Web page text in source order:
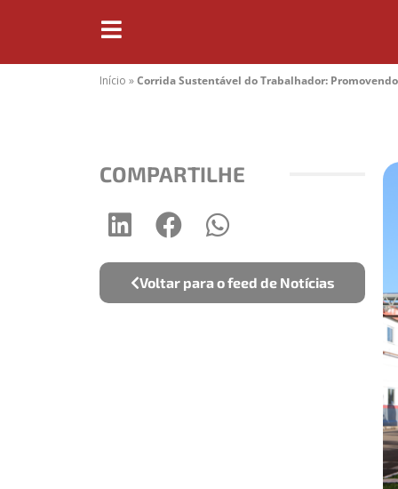
Início »Corrida Sustentável do Trabalhador:
COMPARTILHE
Voltar para o feed de Notícias